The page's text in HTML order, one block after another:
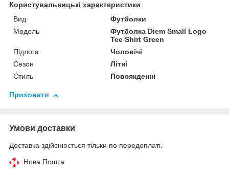
Користувальницькі характеристики
Вид
Футболки
Мoдель
Футболка Diem Small Logo
Tee Shirt Green
Підлога
Чоловічі
Сезон
Літні
Стиль
Повсякденні
Приховати
Умови доставки
Доставка здійснюється тільки по передоплаті.
Нова Пошта